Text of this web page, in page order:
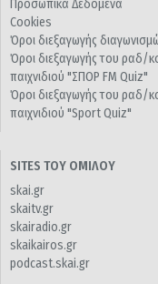
Προσωπικά Δεδομένα
Cookies
Όροι διεξαγωγής
Όροι διεξαγωγής του ραδ/
παιχνιδιού "ΣΠΟΡ FM Quiz"
Όροι διεξαγωγής του ραδ/
παιχνιδιού "Sport Quiz"
SITES ΤΟΥ ΟΜΙΛΟΥ
skai.gr
skaitv.gr
skairadio.gr
skaikairos.gr
podcast.skai.gr